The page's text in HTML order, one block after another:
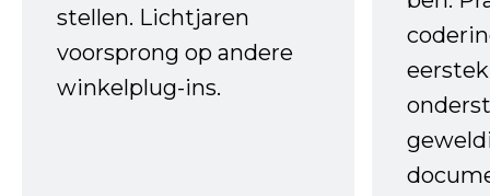
stellen. Lichtjaren
voorsprong op andere
winkelplug-ins.